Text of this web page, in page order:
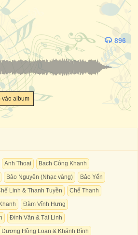
896
vào album
Anh Thoại
Bạch Công Khanh
Bảo Nguyên (Nhạc vàng)
Bảo Yến
Linh & Thanh Tuyền
Chế Thanh
Đàm Vĩnh Hưng
Đình Văn & Tài Linh
Dương Hồng Loan & Khánh Bình